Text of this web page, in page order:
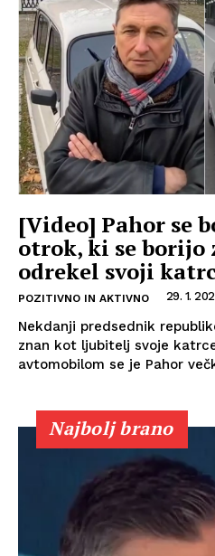
[Video] Pahor se
otrok, ki se borijo
odrekel svoji
POZITIVNO IN AKTIVNO 29. 1.
Nekdanji predsednik
znan kot ljubitelj svoje
avtomobilom se je Pahor
Najbolj brano